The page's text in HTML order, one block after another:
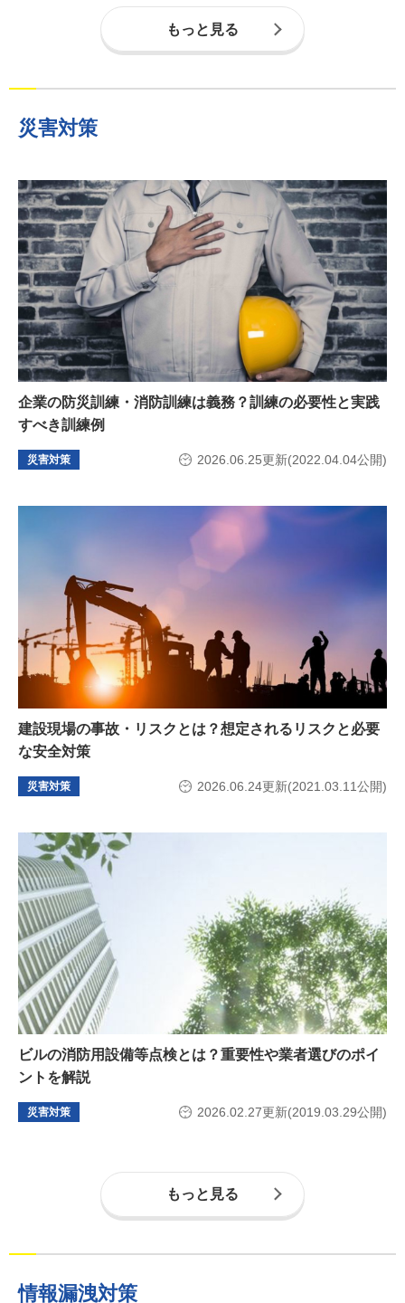
もっと見る
災害対策
企業の防災訓練・消防訓練は義務？訓練の必要性と実践
すべき訓練例
災害対策 2026.06.25更新(2022.04.04公開)
建設現場の事故・リスクとは？想定されるリスクと必要
な安全対策
災害対策 2026.06.24更新(2021.03.11公開)
ビルの消防用設備等点検とは？重要性や業者選びのポイ
ントを解説
災害対策 2026.02.27更新(2019.03.29公開)
もっと見る
情報漏洩対策